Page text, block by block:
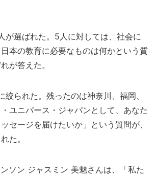
が選ばれた。5人に対しては、社会に
本の教育に必要なものは何かという質
が答えた。
られた。残ったのは神奈川、福岡、
ユニバース・ジャパンとして、あなた
セージを届けたいか」という質問が、
た。
ソン ジャスミン 美魅さんは、「私た